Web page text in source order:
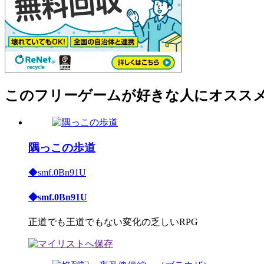
このフリーゲームが好きな人にオスス
隅っこの歩道
◆smf.0Bn91U
◆smf.0Bn91U
正道でも王道でもない変化の乏しいRPG